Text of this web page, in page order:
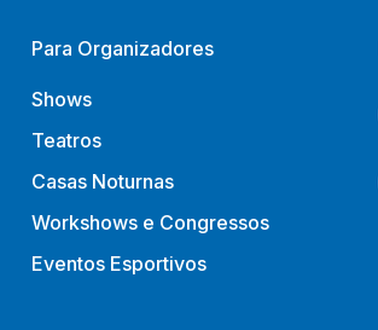
Para Organizadores
Shows
Teatros
Casas Noturnas
Workshows e Congressos
Eventos Esportivos